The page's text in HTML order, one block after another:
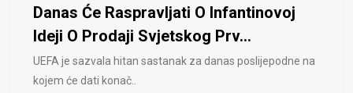
Danas Će Raspravljati O Infantinovoj
Ideji O Prodaji Svjetskog Prv...
UEFA je sazvala hitan sastanak za danas poslijepodne na
kojem će dati konač..